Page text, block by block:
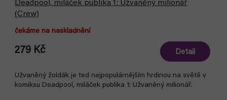
Deadpool, miláček publika 1: Užvaněný milionář
(Crew)
čekáme na naskladnění
279 Kč Detail
Užvaněný žoldák je ted nejpopulárnějším hrdinou na světě v
komiksu Deadpool, miláček publika 1: Užvaněný milionář.